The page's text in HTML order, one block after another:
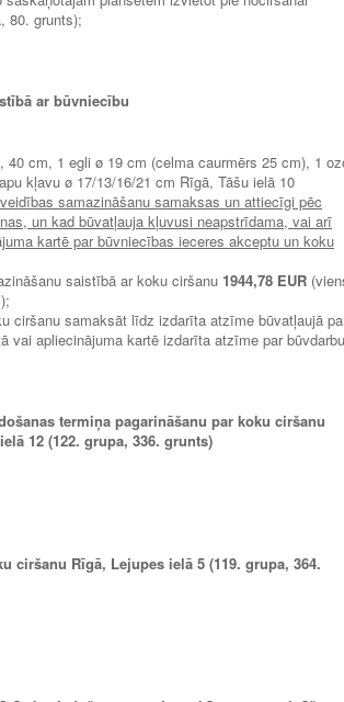
80. grunts);
ar būvniecību
cm, 1 egli ø 19 cm (celma caurmērs 25 cm), 1
kļavu ø 17/13/16/21 cm Rīgā, Tāšu ielā 10
samazināšanu samaksas un attiecīgi pēc
un kad būvatļauja kļuvusi neapstrīdama, vai arī
kartē par būvniecības ieceres akceptu un koku
saistībā ar koku ciršanu 1944,78 EUR
ciršanu samaksāt līdz izdarīta atzīme būvatļaujā
vai apliecinājuma kartē izdarīta atzīme par būvdarbu
termiņa pagarināšanu par koku ciršanu
12 (122. grupa, 336. grunts)
ciršanu Rīgā, Lejupes ielā 5 (119. grupa, 364.